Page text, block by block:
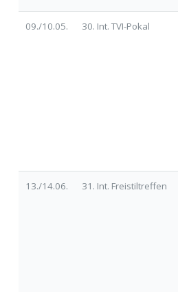
09./10.05. 30. Int. TVI-Pokal
13./14.06. 31. Int. Freistiltreffen